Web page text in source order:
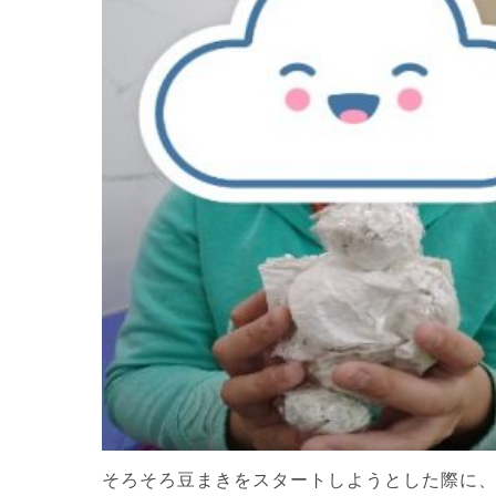
そろそろ豆まきをスタートしようとした際に、